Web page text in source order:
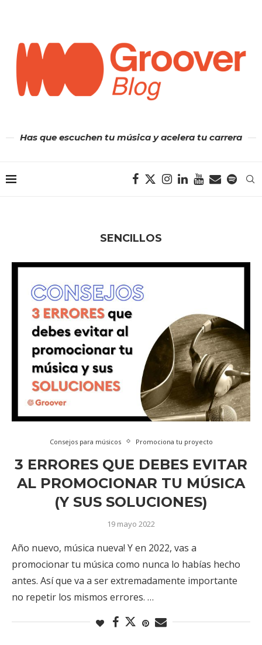
Has que escuchen tu música y acelera tu carrera
SENCILLOS
Consejos para músicos Promociona tu proyecto
3 ERRORES QUE DEBES EVITAR
AL PROMOCIONAR TU MÚSICA
(Y SUS SOLUCIONES)
19 mayo 2022
Año nuevo, música nueva! Y en 2022, vas a
promocionar tu música como nunca lo habías hecho
antes. Así que va a ser extremadamente importante
no repetir los mismos errores. …